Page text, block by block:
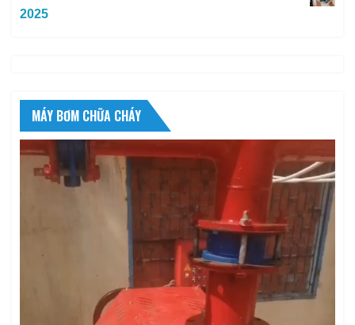
2025
MÁY BƠM CHỮA CHÁY
Trình
chơi